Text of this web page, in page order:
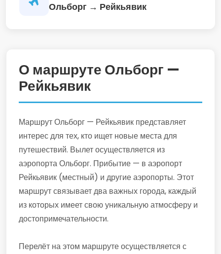
Ольборг → Рейкьявик
О маршруте Ольборг —
Рейкьявик
Маршрут Ольборг — Рейкьявик представляет
интерес для тех, кто ищет новые места для
путешествий. Вылет осуществляется из
аэропорта Ольборг. Прибытие — в аэропорт
Рейкьявик (местный) и другие аэропорты. Этот
маршрут связывает два важных города, каждый
из которых имеет свою уникальную атмосферу и
достопримечательности.
Перелёт на этом маршруте осуществляется с